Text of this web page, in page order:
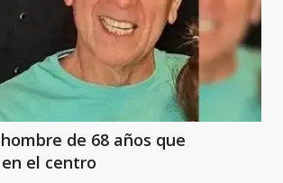
de 68 años que
el centro